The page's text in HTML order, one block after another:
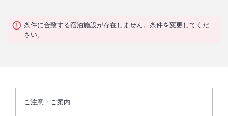
条件に合致する宿泊施設が存在しません。条件を変更してくだ
さい。
ご注意・ご案内